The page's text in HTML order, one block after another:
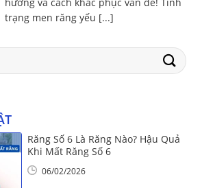
trạng men răng yếu [...]
Răng Số 6 Là Răng Nào? Hậu Quả
Khi Mất Răng Số 6
06/02/2026